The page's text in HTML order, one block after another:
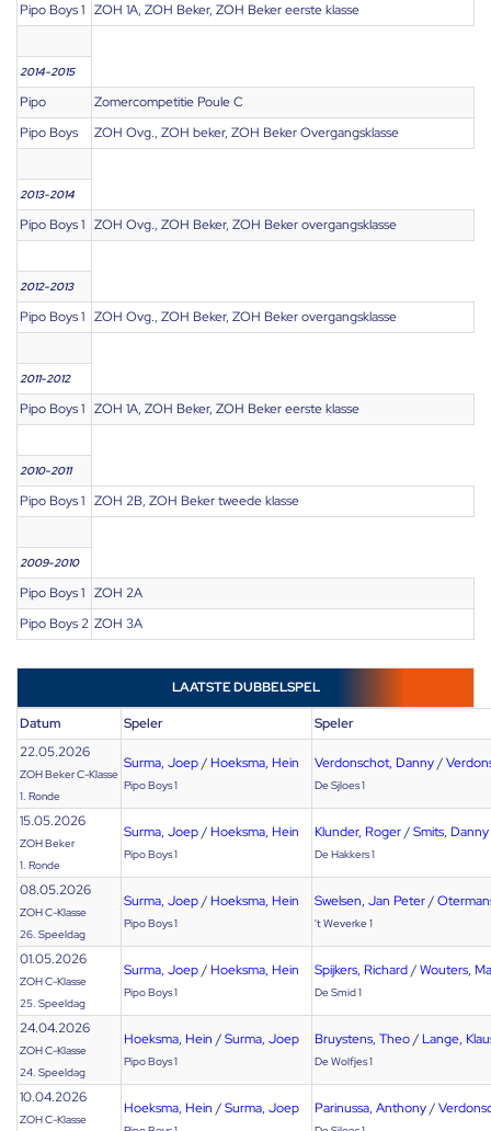
Pipo Boys 1 ZOH 1A, ZOH Beker, ZOH Beker eerste klasse
2014-2015
Pipo
Zomercompetitie Poule C
Pipo Boys
ZOH Ovg., ZOH beker, ZOH Beker Overgangsklasse
2013-2014
Pipo Boys 1 ZOH Ovg., ZOH Beker, ZOH Beker overgangsklasse
2012-2013
Pipo Boys 1 ZOH Ovg., ZOH Beker, ZOH Beker overgangsklasse
2011-2012
Pipo Boys 1 ZOH 1A, ZOH Beker, ZOH Beker eerste klasse
2010-2011
Pipo Boys 1 ZOH 2B, ZOH Beker tweede klasse
2009-2010
Pipo Boys 1 ZOH 2A
Pipo Boys 2 ZOH 3A
LAATSTE DUBBELSPEL
Datum Speler
Speler
22.05.2026
ZOH Beker C-Klasse
1. Ronde
Surma, Joep/ Hoeksma, Hein
Pipo Boys 1
Verdonschot, Danny/
De Sjloes 1
15.05.2026
ZOH Beker
1. Ronde
Surma, Joep/ Hoeksma, Hein
Pipo Boys 1
Klunder, Roger/Smits, Danny
De Hakkers 1
08.05.2026
ZOH C-Klasse
26. Speeldag
Surma, Joep/ Hoeksma, Hein
Pipo Boys 1
Swelsen, Jan Peter/
't Weverke 1
01.05.2026
ZOH C-Klasse
25. Speeldag
Surma, Joep/ Hoeksma, Hein
Pipo Boys 1
Spijkers, Richard/Wouters,
De Smid 1
24.04.2026
ZOH C-Klasse
24. Speeldag
Hoeksma, Hein /Surma, Joep
Pipo Boys 1
Bruystens, Theo/ Lange,
De Wolfjes 1
10.04.2026
ZOH C-Klasse
Hoeksma, Hein /Surma, Joep Parinussa, Anthony/